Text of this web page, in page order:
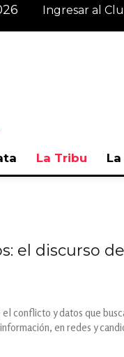
Ingresar al
La Tribu
el discurso de
conflicto y datos que
en redes y